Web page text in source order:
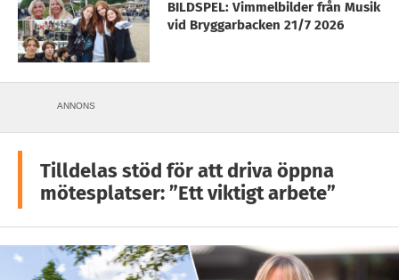
BILDSPEL: Vimmelbilder från Musik
vid Bryggarbacken 21/7 2026
ANNONS
Tilldelas stöd för att driva öppna
mötesplatser: ”Ett viktigt arbete”